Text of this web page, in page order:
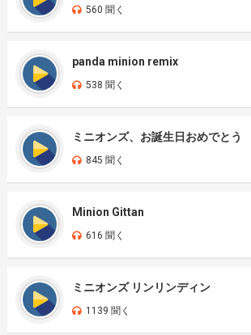
560 聞く
panda minion remix
538 聞く
ミニオンズ、お誕生日おめでとう
845 聞く
Minion Gittan
616 聞く
ミニオンズ リンリンディン
1139 聞く